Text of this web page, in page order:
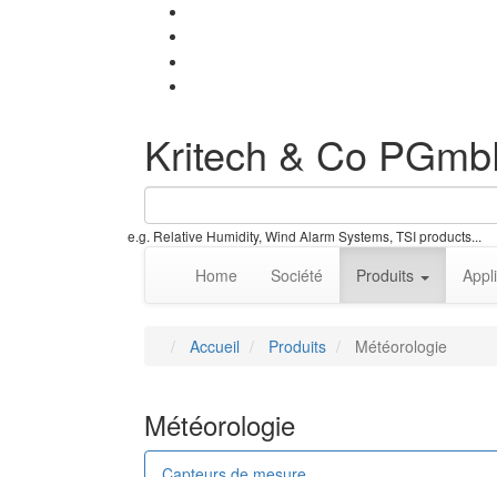
Kritech & Co
e.g. Relative Humidity, Wind Alarm Systems, TSI products...
Home Société Produits
Accueil Produits Météorologie
Météorologie